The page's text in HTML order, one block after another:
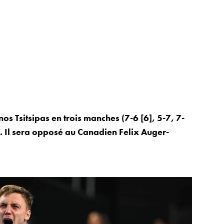
Tsitsipas en trois manches (7-6 [6], 5-7, 7-
sera opposé au Canadien Felix Auger-